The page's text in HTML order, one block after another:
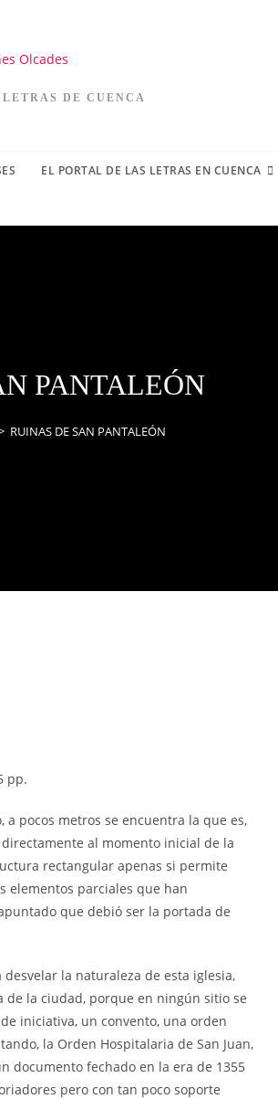
DE CUENCA
EL PORTAL DE LAS LETRAS EN CUENCA
PANTALEÓN
RUINAS DE SAN PANTALEÓN
pp.
pocos metros se encuentra la que es,
al momento inicial de la
rectangular apenas si permite
elementos parciales que han
que debió ser la portada de
la naturaleza de esta iglesia,
la ciudad, porque en ningún sitio se
iniciativa, un convento, una orden
la Orden Hospitalaria de San Juan,
documento fechado en la era de 1355
pero con tan poco soporte